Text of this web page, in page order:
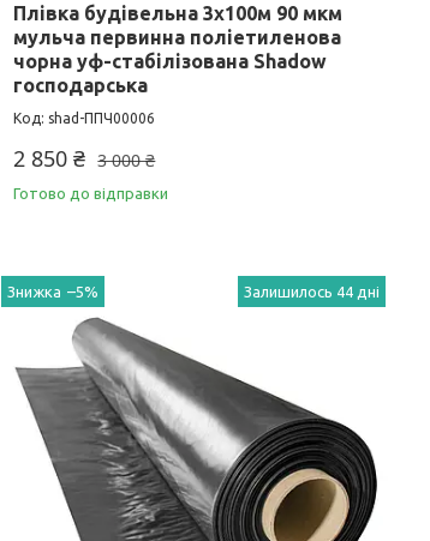
Плівка будівельна 3х100м 90 мкм
мульча первинна поліетиленова
чорна уф-стабілізована Shadow
господарська
shad-ППЧ00006
3 000 ₴
2 850 ₴
Готово до відправки
–5% Залишилось 44 дні